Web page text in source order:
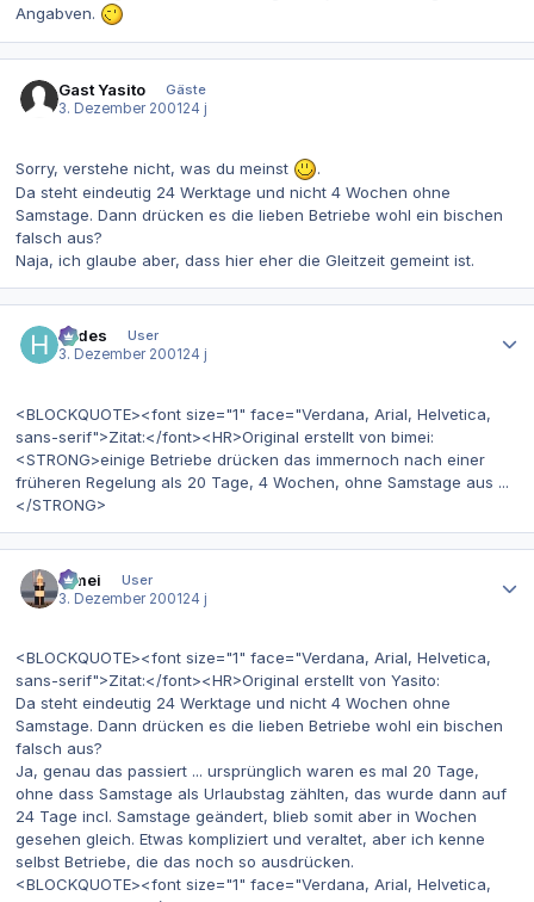
Angabven.
Gast Yasito
Gäste
3. Dezember 2001 24 j
Sorry, verstehe nicht, was du meinst
.
Da steht eindeutig 24 Werktage und nicht 4 Wochen ohne
Samstage. Dann drücken es die lieben Betriebe wohl ein bischen
falsch aus?
Naja, ich glaube aber, dass hier eher die Gleitzeit gemeint ist.
hades
User
3. Dezember 2001 24 j
<BLOCKQUOTE><font size="1" face="Verdana, Arial, Helvetica,
sans-serif">Zitat:</font><HR>Original erstellt von bimei:
<STRONG>einige Betriebe drücken das immernoch nach einer
früheren Regelung als 20 Tage, 4 Wochen, ohne Samstage aus ...
</STRONG>
bimei
User
3. Dezember 200124 j
<BLOCKQUOTE><font size="1" face="Verdana, Arial, Helvetica,
sans-serif">Zitat:</font><HR>Original erstellt von Yasito:
Da steht eindeutig 24 Werktage und nicht 4 Wochen ohne
Samstage. Dann drücken es die lieben Betriebe wohl ein bischen
falsch aus?
Ja, genau das passiert ... ursprünglich waren es mal 20 Tage,
ohne dass Samstage als Urlaubstag zählten, das wurde dann auf
24 Tage incl. Samstage geändert, blieb somit aber in Wochen
gesehen gleich. Etwas kompliziert und veraltet, aber ich kenne
selbst Betriebe, die das noch so ausdrücken.
<BLOCKQUOTE><font size="1" face="Verdana, Arial, Helvetica,